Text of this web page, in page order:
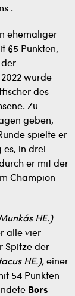
.
ehemaliger
65 Punkten,
der
wurde
des
Zu
geben,
spielte er
in drei
er mit der
Champion
HE.)
alle vier
Spitze der
HE.), einer
54 Punkten
Bors